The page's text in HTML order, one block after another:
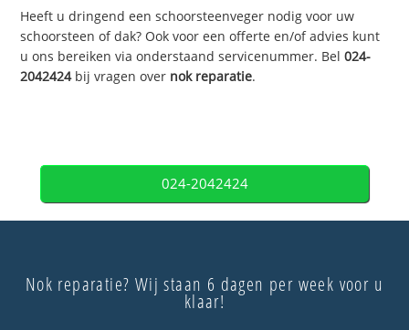
Heeft u dringend een schoorsteenveger nodig voor uw
schoorsteen of dak? Ook voor een offerte en/of advies kunt
u ons bereiken via onderstaand servicenummer. Bel024-
2042424bij vragen over nok reparatie.
024-2042424
Nok reparatie? Wij staan 6 dagen per week voor u
klaar!